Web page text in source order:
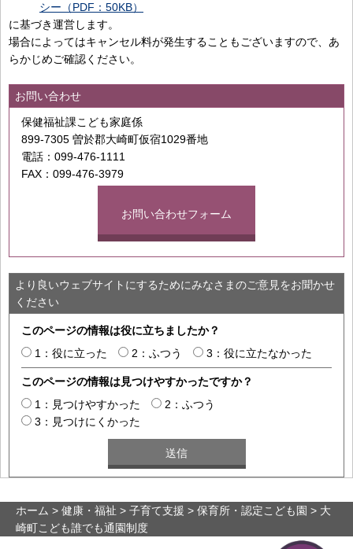
シー（PDF：50KB）
に基づき運営します。
場合によってはキャンセル料が発生することもございますので、あ
らかじめご確認ください。
お問い合わせ
保健福祉課こども家庭係
899-7305 曽於郡大崎町仮宿1029番地
電話：099-476-1111
FAX：099-476-3979
お問い合わせフォーム
より良いウェブサイトにするためにみなさまのご意見をお聞かせ
ください
このページの情報は役に立ちましたか？
1：役に立った
2：ふつう 3：役に立たなかった
このページの情報は見つけやすかったですか？
1：見つけやすかった
2：ふつう
3：見つけにくかった
ホーム > 健康・福祉 > 子育て支援 > 保育所・認定こども園 > 大
崎町こども誰でも通園制度